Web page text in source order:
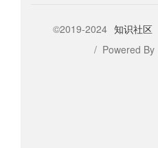
©2019-2024 知识社区
/ Powered By